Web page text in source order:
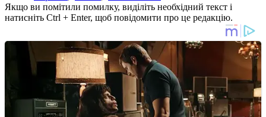
Якщо ви помітили помилку, виділіть необхідний текст і
натисніть Ctrl + Enter, щоб повідомити про це редакцію.